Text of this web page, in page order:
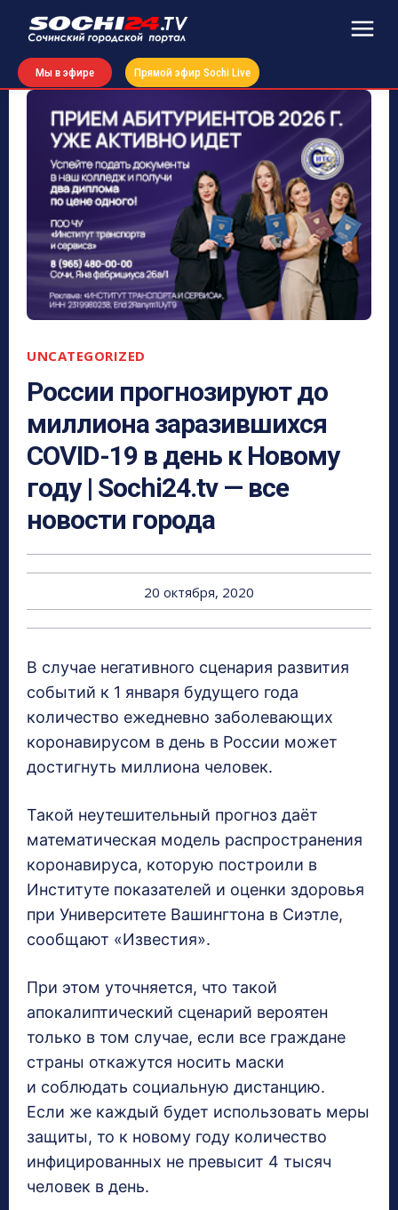
Мы в эфире Прямой эфир Sochi Live
UNCATEGORIZED
России прогнозируют до
миллиона заразившихся
COVID-19 в день к Новому
году | Sochi24.tv — все
новости города
20 октября, 2020
В случае негативного сценария развития
событий к 1 января будущего года
количество ежедневно заболевающих
коронавирусом в день в России может
достигнуть миллиона человек.
Такой неутешительный прогноз даёт
математическая модель распространения
коронавируса, которую построили в
Институте показателей и оценки здоровья
при Университете Вашингтона в Сиэтле,
сообщают «Известия».
При этом уточняется, что такой
апокалиптический сценарий вероятен
только в том случае, если все граждане
страны откажутся носить маски
и соблюдать социальную дистанцию.
Если же каждый будет использовать меры
защиты, то к новому году количество
инфицированных не превысит 4 тысяч
человек в день.